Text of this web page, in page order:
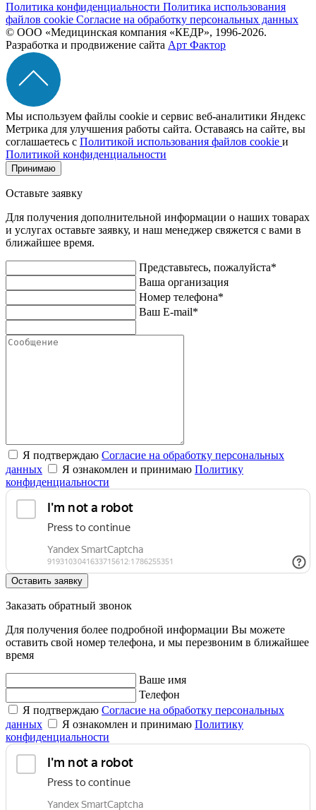
Политика конфиденциальности Политика использования
файлов cookie Согласие на обработку персональных данных
© ООО «Медицинская компания «КЕДР», 1996-2026.
Разработка и продвижение сайта Арт Фактор
Мы используем файлы cookie и сервис веб-аналитики Яндекс
Метрика для улучшения работы сайта. Оставаясь на сайте, вы
соглашаетесь с Политикой использования файлов cookie и
Политикой конфиденциальности
Принимаю
Оставьте заявку
Для получения дополнительной информации о наших товарах
и услугах оставьте заявку, и наш менеджер свяжется с вами в
ближайшее время.
Представьтесь, пожалуйста*
Ваша организация
Номер телефона*
Ваш E-mail*
Я подтверждаю Согласие на обработку персональных
данных
Я ознакомлен и принимаю Политику
конфиденциальности
Оставить заявку
Заказать обратный звонок
Для получения более подробной информации Вы можете
оставить свой номер телефона, и мы перезвоним в ближайшее
время
Ваше имя
Телефон
Я подтверждаю Согласие на обработку персональных
данных
Я ознакомлен и принимаю Политику
конфиденциальности